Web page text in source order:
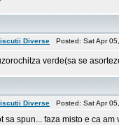
Diverse Posted: Sat Apr
verde(sa se
Diverse Posted: Sat Apr
sa spun... faza misto e ca